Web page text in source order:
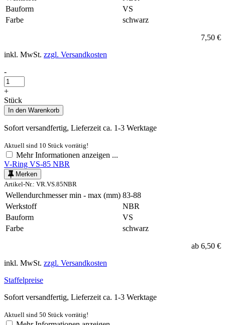
Bauform
VS
Farbe
schwarz
7,50 €
inkl. MwSt. zzgl. Versandkosten
-
+
Stück
In den Warenkorb
Sofort versandfertig, Lieferzeit ca. 1-3 Werktage
Aktuell sind 10 Stück vorrätig!
Mehr Informationen anzeigen ...
V-Ring VS-85 NBR
Merken
Artikel-Nr.: VR.VS.85NBR
Wellendurchmesser min - max (mm) 83-88
Werkstoff
NBR
Bauform
VS
Farbe
schwarz
ab 6,50 €
inkl. MwSt. zzgl. Versandkosten
Staffelpreise
Sofort versandfertig, Lieferzeit ca. 1-3 Werktage
Aktuell sind 50 Stück vorrätig!